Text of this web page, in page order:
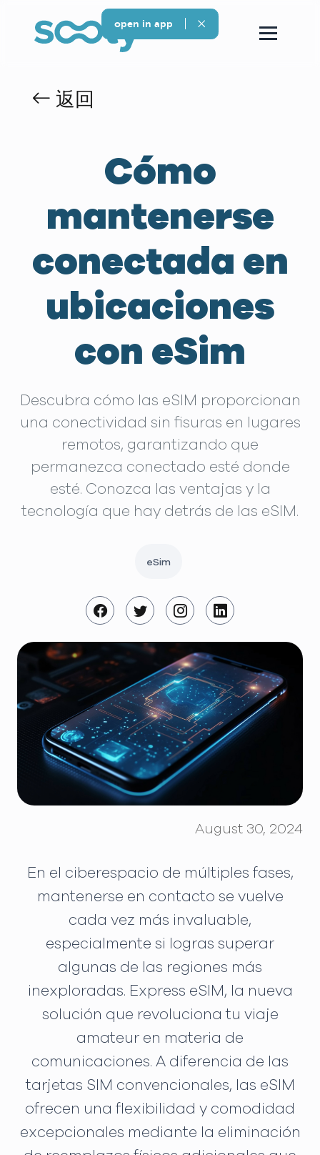
返回
Cómo
mantenerse
conectada en
ubicaciones
con eSim
Descubra cómo las eSIM proporcionan
una conectividad sin fisuras en lugares
remotos, garantizando que
permanezca conectado esté donde
esté. Conozca las ventajas y la
tecnología que hay detrás de las eSIM.
eSim
August 30, 2024
En el ciberespacio de múltiples fases,
mantenerse en contacto se vuelve
cada vez más invaluable,
especialmente si logras superar
algunas de las regiones más
inexploradas. Express eSIM, la nueva
solución que revoluciona tu viaje
amateur en materia de
comunicaciones. A diferencia de las
tarjetas SIM convencionales, las eSIM
ofrecen una flexibilidad y comodidad
excepcionales mediante la eliminación
open in app